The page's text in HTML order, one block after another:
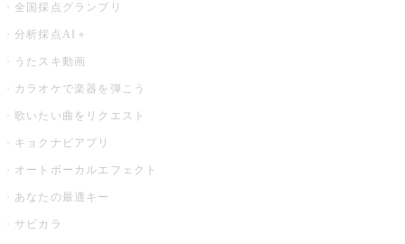
全国採点グランプリ
分析採点AI＋
うたスキ動画
カラオケで楽器を弾こう
歌いたい曲をリクエスト
キョクナビアプリ
オートボーカルエフェクト
あなたの最適キー
サビカラ